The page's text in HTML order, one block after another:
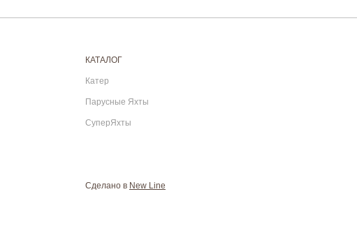
КАТАЛОГ
Катер
Парусные Яхты
СуперЯхты
Сделано в New Line